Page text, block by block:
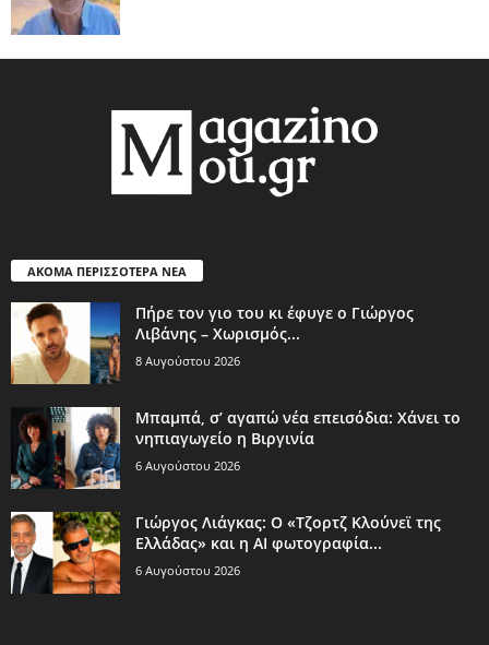
ΑΚΟΜΑ ΠΕΡΙΣΣΟΤΕΡΑ ΝΕΑ
Πήρε τον γιο του κι έφυγε ο Γιώργος
Λιβάνης – Χωρισμός...
8 Αυγούστου 2026
Μπαμπά, σ’ αγαπώ νέα επεισόδια: Χάνει το
νηπιαγωγείο η Βιργινία
6 Αυγούστου 2026
Γιώργος Λιάγκας: Ο «Τζορτζ Κλούνεϊ της
Ελλάδας» και η AI φωτογραφία...
6 Αυγούστου 2026